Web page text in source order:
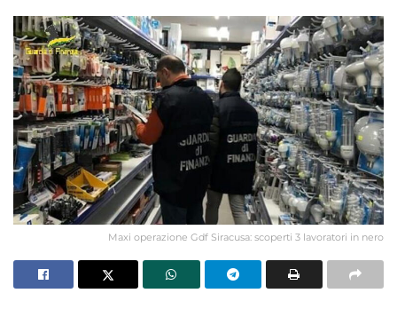
Maxi operazione Gdf Siracusa: scoperti 3 lavoratori in nero